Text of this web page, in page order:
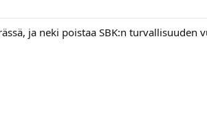
ja neki poistaa SBK:n